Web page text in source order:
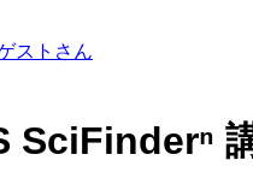
ストさん
SciFinderⁿ